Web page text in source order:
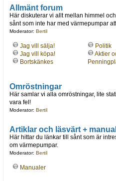
Allmänt forum
Här diskuterar vi allt mellan himmel
sånt som inte har med värmepumpar
Moderator: Bertil
Jag vill sälja!
Jag vill köpa!
Bortskänkes
Politik
Aktier
Omröstningar
Här samlar vi alla omröstningar, lite
vara fel!
Moderator: Bertil
Artiklar och läsvärt +
Här hittar du länkar till sånt som är
om värmepumpar.
Moderator: Bertil
Manualer